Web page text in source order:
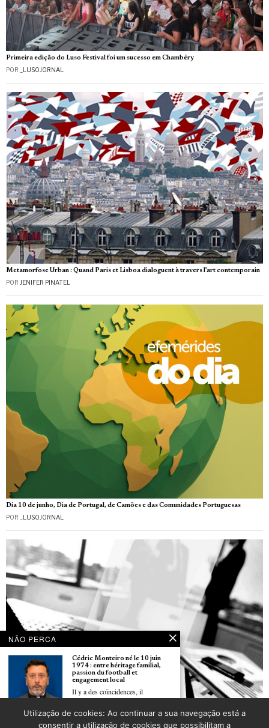
Primeira edição do Luso Festival foi um sucesso em Chambéry
POR _LUSOJORNAL
Metamorfose Urban : Quand Paris et Lisboa dialoguent à travers l’art contemporain
POR JENIFER PINATEL
Dia 10 de junho, Dia de Portugal, de Camões e das Comunidades Portuguesas
POR _LUSOJORNAL
La CCIFP organise une nouvelle session de son petit-déjeuner «90 minutes experts»
NÃO PERCA
Cédric Monteiro né le 10 juin
1974 : entre héritage familial,
passion du football et
engagement local
Il y a des coïncidences, il
Embaixador de Portugal e
Utilização de cookies: Ao continuar a sua navegação está a
consentir a utilização de cookies que possibilitam a